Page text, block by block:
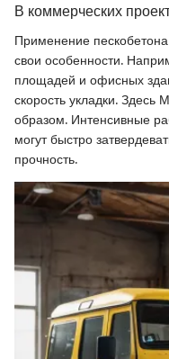
В коммерческих
Применение
свои особенности.
площадей и офисных
скорость укладки.
образом. Интенсивные
могут быстро
прочность.